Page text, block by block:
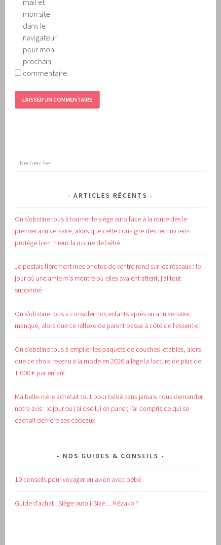
mon site
dans le
navigateur
pour mon
prochain
commentaire.
Rechercher :
ARTICLES RÉCENTS
On s’obstine tous à tourner le siège auto face à la route dès le
premier anniversaire, alors que cette consigne des techniciens
protège bien mieux la nuque de bébé
Je postais fièrement mes photos de ventre rond sur les réseaux : le
jour où une amie m’a montré où elles avaient atterri, j’ai tout
supprimé
On s’obstine tous à consoler nos enfants après un anniversaire
manqué, alors que ce réflexe de parent passe à côté de l’essentiel
On s’obstine tous à empiler les paquets de couches jetables, alors
que ce choix revenu à la mode en 2026 allège la facture de plus de
1 000 € par enfant
Ma belle-mère achetait tout pour bébé sans jamais nous demander
notre avis : le jour où j’ai osé lui en parler, j’ai compris ce qui se
cachait derrière ses cadeaux
NOS GUIDES & CONSEILS
10 conseils pour voyager en avion avec bébé
Guide d’achat !Siège-auto i-Size… Kézako ?